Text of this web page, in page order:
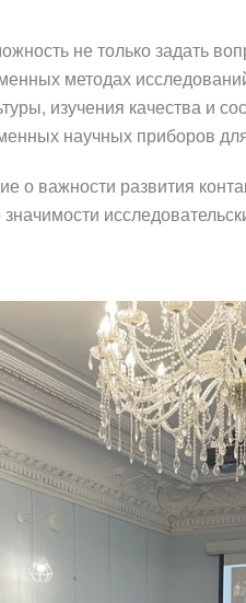
не только задать
методах
изучения качества и
научных приборов
о важности развития